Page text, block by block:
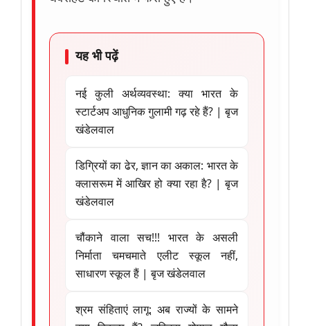
यह भी पढ़ें
नई कुली अर्थव्यवस्था: क्या भारत के
स्टार्टअप आधुनिक गुलामी गढ़ रहे हैं? | बृज
खंडेलवाल
डिग्रियों का ढेर, ज्ञान का अकाल: भारत के
क्लासरूम में आखिर हो क्या रहा है? | बृज
खंडेलवाल
चौंकाने वाला सच!!! भारत के असली
निर्माता चमचमाते एलीट स्कूल नहीं,
साधारण स्कूल हैं | बृज खंडेलवाल
श्रम संहिताएं लागू: अब राज्यों के सामने